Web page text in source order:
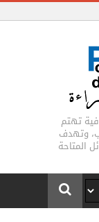
تهتم
وتهدف
المتاحة